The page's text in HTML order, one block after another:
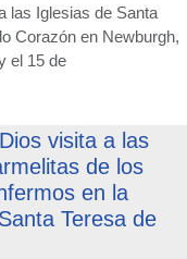
las Iglesias de Santa
Corazón en Newburgh,
el 15 de
visita a las
de los
en la
Teresa de